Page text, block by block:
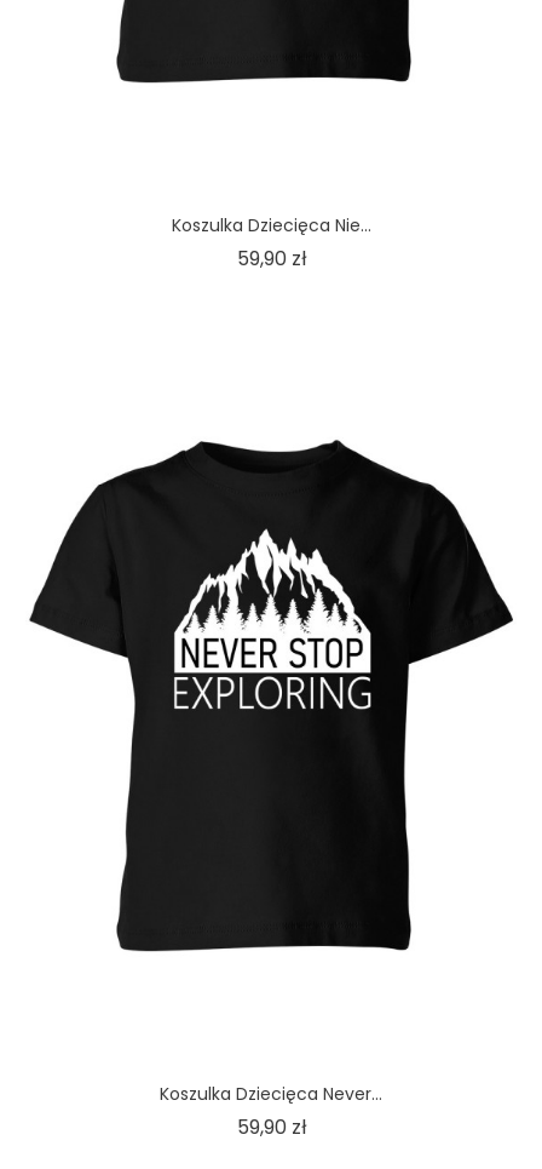
Koszulka Dziecięca Nie...
59,90 złCena
Koszulka Dziecięca Never...
59,90 złCena